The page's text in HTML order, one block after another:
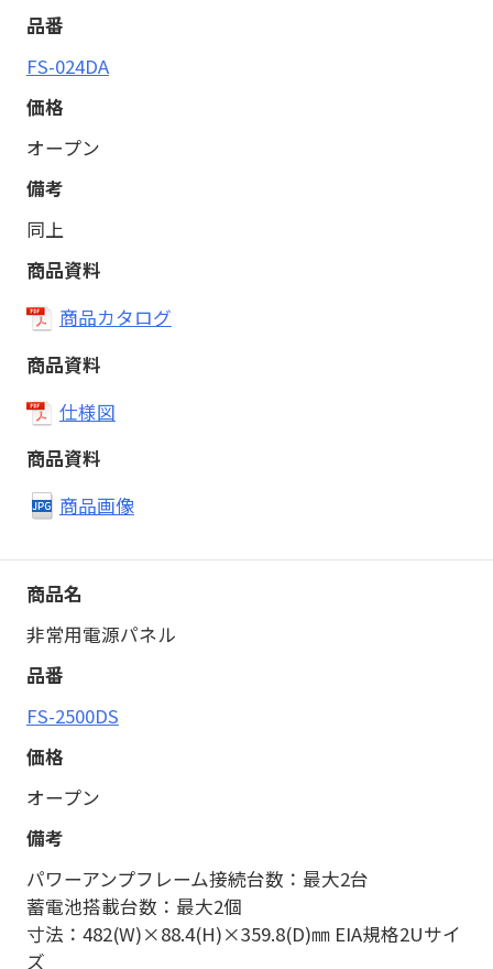
FS-024DA
オープン
同上
商品カタログ
仕様図
商品画像
非常用電源パネル
FS-2500DS
オープン
パワーアンプフレーム接続台数：最大2台
蓄電池搭載台数：最大2個
寸法：482(W)×88.4(H)×359.8(D)㎜ EIA規格2Uサイ
ズ